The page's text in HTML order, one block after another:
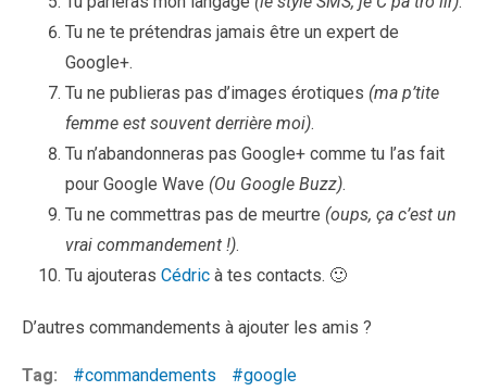
Tu ne te prétendras jamais être un expert de
Google+.
Tu ne publieras pas d’images érotiques (ma p’tite
femme est souvent derrière moi).
Tu n’abandonneras pas Google+ comme tu l’as fait
pour Google Wave (Ou Google Buzz).
Tu ne commettras pas de meurtre (oups, ça c’est un
vrai commandement !).
Tu ajouteras Cédric à tes contacts. 🙂
D’autres commandements à ajouter les amis ?
Tag: commandements
google